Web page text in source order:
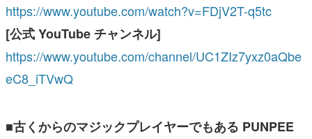
https://www.youtube.com/watch?v=FDjV2T-q5tc
[公式YouTube チャンネル]
https://www.youtube.com/channel/UC1ZIz7yxz0aQbe
eC8_iTVwQ
■古くからのマジックプレイヤーでもある PUNPEE